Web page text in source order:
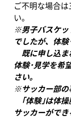
ご不明な場合
い。
※男子バスケッ
でしたが、体
既に申し込ま
体験･見学を希
さい。
※サッカー部の
｢体験｣は体操
サッカーができ